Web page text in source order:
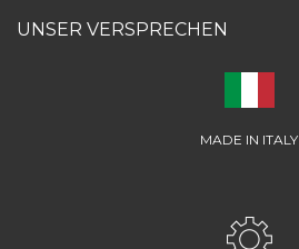
UNSER VERSPRECHEN
MADE IN ITALY